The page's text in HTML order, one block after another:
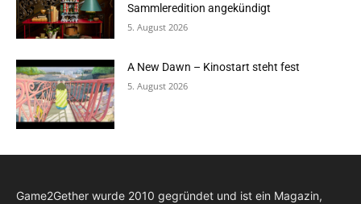
Sammleredition angekündigt
5. August 2026
A New Dawn – Kinostart steht fest
5. August 2026
Game2Gether wurde 2010 gegründet und ist ein Magazin,